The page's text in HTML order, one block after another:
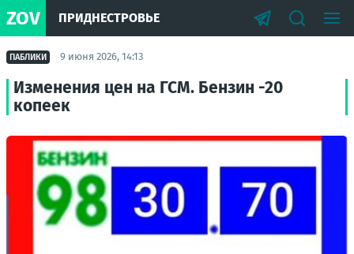
ZOV ПРИДНЕСТРОВЬЕ
ПАБЛИКИ 9 июня 2026, 14:13
Изменения цен на ГСМ. Бензин -20
копеек